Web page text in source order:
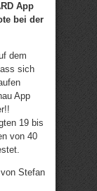
App
bei der
dem
sich
App
19 bis
von 40
Stefan